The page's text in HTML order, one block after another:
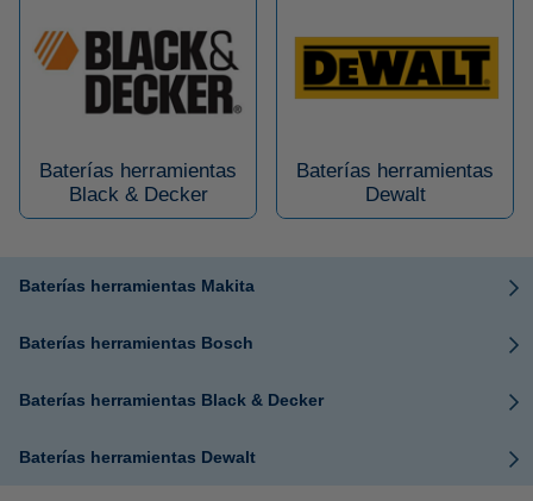
Baterías herramientas
Black & Decker
Baterías herramientas
Dewalt
Baterías herramientas Makita
Baterías herramientas Bosch
Baterías herramientas Black & Decker
Baterías herramientas Dewalt